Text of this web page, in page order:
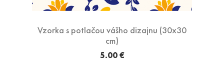
Vzorka s potlačou vášho dizajnu (30x30
cm)
5.00 €